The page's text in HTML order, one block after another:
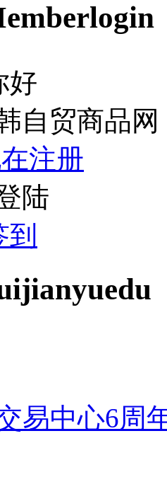
login
好
自贸商品网
注册
陆
到
yuedu
易中心6周